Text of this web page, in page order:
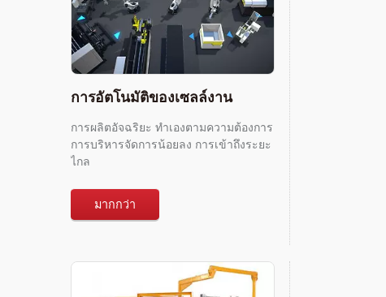
การอัตโนมัติของเซลล์งาน
การผลิตอัจฉริยะ ทำเองตามความต้องการ
การบริหารจัดการน้อยลง การเข้าถึงระยะ
ไกล
มากกว่า